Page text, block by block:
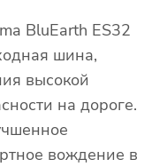
BluEarth ES32
шина,
высокой
на дороге.
вождение в